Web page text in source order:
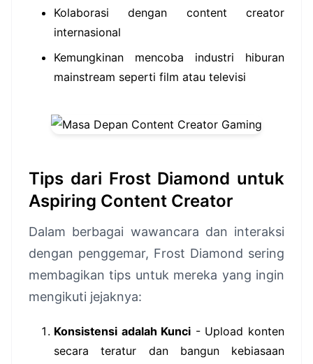
Kolaborasi dengan content creator
internasional
Kemungkinan mencoba industri hiburan
mainstream seperti film atau televisi
Tips dari Frost Diamond untuk
Aspiring Content Creator
Dalam berbagai wawancara dan interaksi
dengan penggemar, Frost Diamond sering
membagikan tips untuk mereka yang ingin
mengikuti jejaknya:
Konsistensi adalah Kunci - Upload konten
secara teratur dan bangun kebiasaan